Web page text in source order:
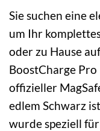
Sie suchen eine
um Ihr
oder zu Hause
BoostCharge
offizieller
edlem Schwarz
wurde speziell